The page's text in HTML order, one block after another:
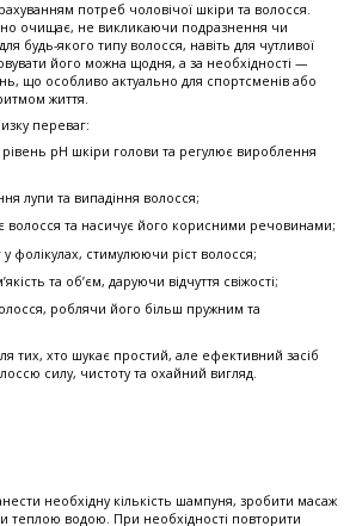
потреб чоловічої шкіри та волосся.
очищає, не викликаючи подразнення чи
будь-якого типу волосся, навіть для чутливої
його можна щодня, а за необхідності —
що особливо актуально для спортсменів або
життя.
переваг:
pH шкіри голови та регулює вироблення
лупи та випадіння волосся;
волосся та насичує його корисними речовинами;
фолікулах, стимулюючи ріст волосся;
та об’єм, даруючи відчуття свіжості;
роблячи його більш пружним та
тих, хто шукає простий, але ефективний засіб
силу, чистоту та охайний вигляд.
необхідну кількість шампуня, зробити масаж
теплою водою. При необхідності повторити